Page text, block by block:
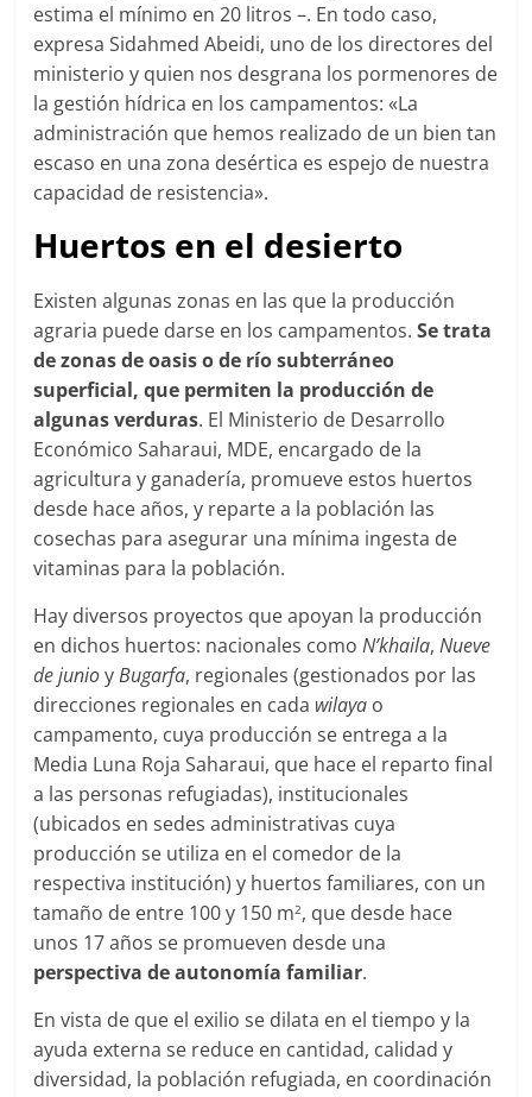
estima el mínimo en 20 litros –. En todo caso,
expresa Sidahmed Abeidi, uno de los directores del
ministerio y quien nos desgrana los pormenores de
la gestión hídrica en los campamentos: «La
administración que hemos realizado de un bien tan
escaso en una zona desértica es espejo de nuestra
capacidad de resistencia».
Huertos en el desierto
Existen algunas zonas en las que la producción
agraria puede darse en los campamentos.Se trata
de zonas de oasis o de río subterráneo
superficial, que permiten la producción de
algunas verduras. El Ministerio de Desarrollo
Económico Saharaui, MDE, encargado de la
agricultura y ganadería, promueve estos huertos
desde hace años, y reparte a la población las
cosechas para asegurar una mínima ingesta de
vitaminas para la población.
Hay diversos proyectos que apoyan la producción
en dichos huertos: nacionales comoN’khaila,Nueve
de junioyBugarfa, regionales (gestionados por las
direcciones regionales en cada wilaya o
campamento, cuya producción se entrega a la
Media Luna Roja Saharaui, que hace el reparto final
a las personas refugiadas), institucionales
(ubicados en sedes administrativas cuya
producción se utiliza en el comedor de la
respectiva institución) y huertos familiares, con un
tamaño de entre 100 y 150 m2, que desde hace
unos 17 años se promueven desde una
perspectiva de autonomía familiar.
En vista de que el exilio se dilata en el tiempo y la
ayuda externa se reduce en cantidad, calidad y
diversidad, la población refugiada, en coordinación